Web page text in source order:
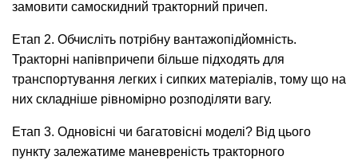
замовити самоскидний тракторний причеп.
Етап 2. Обчисліть потрібну вантажопідйомність.
Тракторні напівпричепи більше підходять для
транспортування легких і сипких матеріалів, тому що на
них складніше рівномірно розподіляти вагу.
Етап 3. Одновісні чи багатовісні моделі? Від цього
пункту залежатиме маневреність тракторного